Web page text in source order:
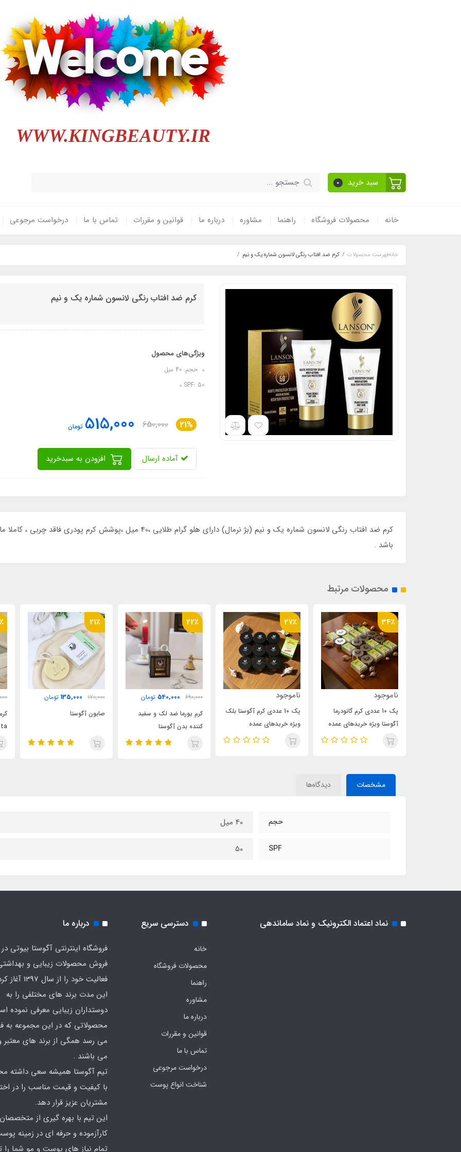
سبد خرید 0
خانه محصولات فروشگاه راهنما مشاوره درباره ما قوانین و مقررات تماس با ما درخواست مرجوعی
خانهفهرست محصولات کرم ضد افتاب رنگی لانسون شماره یک و نیم
کرم ضد افتاب رنگی لانسون شماره یک و نیم
ویژگی‌های محصول
حجم: 40 میل
SPF: 50
21%
650,000
515,000 تومان
آماده ارسال
باشد .
محصولات مرتبط
27٪
ناموجود
پک 10 عددی کرم آگوستا بلک
ویژه خریدهای عمده
22٪
690,000
540,000
کرم یورما ضد لک و سفید
کننده بدن آگوستا
21٪
170,000
135,000 تومان
صابون آگوستا
27٪
570,000
420,000 تومان
مشخصات دیدگاه‌ها
حجم 40 میل
SPF
50
نماد اعتماد الکترونیک و نماد ساماندهی دسترسی سریع
خانه
محصولات فروشگاه
راهنما
مشاوره
درباره ما
قوانین و مقررات
تماس با ما
درخواست مرجوعی
شناخت انواع پوست
درباره ما
فروشگاه اینترنتی آگوستا بیوتی در
فروش محصولات زیبایی و
فعالیت خود را از
این مدت برند های مختلفی را به
دوستداران زیبایی معرفی نموده
محصولاتی که در این مجموعه به
می رسد همگی از برند های معتبر
می باشند .
تیم آگوستا همیشه سعی داشته
با کیفیت و قیمت مناسب را در
مشتریان عزیز قرار دهد.
این تیم با بهره گیری از متخصصان
کارآزموده و حرفه ای در زمینه
تمام نیاز های پوست و مو شما را